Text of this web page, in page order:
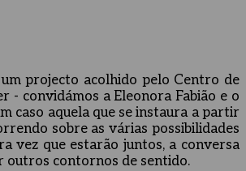
projecto acolhido pelo Centro de
- convidámos a Eleonora Fabião e o
caso aquela que se instaura a partir
sobre as várias possibilidades
vez que estarão juntos, a conversa
outros contornos de sentido.